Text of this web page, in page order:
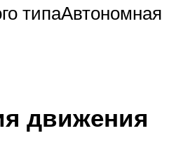
типаАвтономная
движения